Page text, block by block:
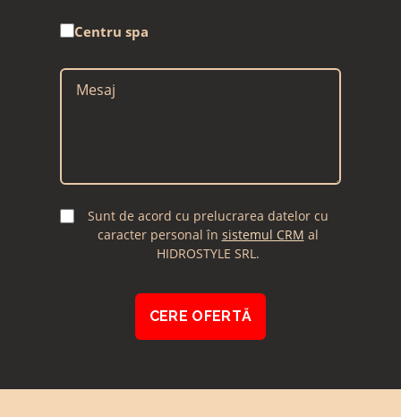
Centru spa
principală
(UTM)
(UTM)
(UTM)
generalaSunt de acord cu prelucrarea datelor cu
caracter personal în sistemul CRM al
HIDROSTYLE SRL.